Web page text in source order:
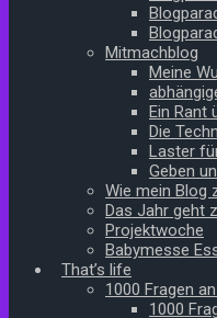
Mitmachblog
Meine
Ein Rant
Die
Laster
Geben
Wie mein Blog
Das Jahr geht
Projektwoche
Babymesse
That’s life
1000 Fragen
1000